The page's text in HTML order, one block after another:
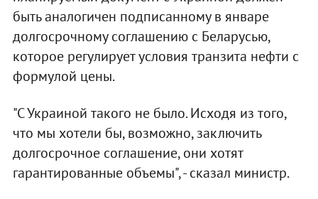
быть аналогичен подписанному в январе
долгосрочному соглашению с Беларусью,
которое регулирует условия транзита нефти с
формулой цены.
"С Украиной такого не было. Исходя из того,
что мы хотели бы, возможно, заключить
долгосрочное соглашение, они хотят
гарантированные объемы", - сказал министр.